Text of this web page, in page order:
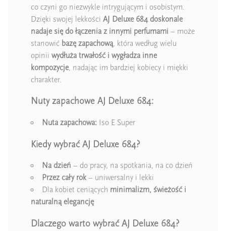
co czyni go niezwykle intrygującym i osobistym.
Dzięki swojej lekkości AJ Deluxe 684 doskonale
nadaje się do łączenia z innymi perfumami – może
stanowić bazę zapachową, która według wielu
opinii wydłuża trwałość i wygładza inne
kompozycje, nadając im bardziej kobiecy i miękki
charakter.
Nuty zapachowe AJ Deluxe 684:
Nuta zapachowa: Iso E Super
Kiedy wybrać AJ Deluxe 684?
Na dzień – do pracy, na spotkania, na co dzień
Przez cały rok – uniwersalny i lekki
Dla kobiet ceniących minimalizm, świeżość i
naturalną elegancję
Dlaczego warto wybrać AJ Deluxe 684?